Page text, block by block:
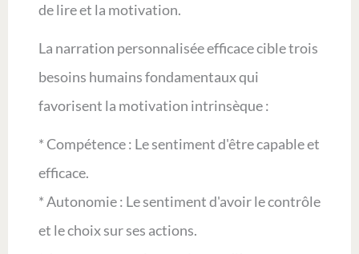
de lire et la motivation.
La narration personnalisée efficace cible trois
besoins humains fondamentaux qui
favorisent la motivation intrinsèque :
* Compétence : Le sentiment d'être capable et
efficace.
* Autonomie : Le sentiment d'avoir le contrôle
et le choix sur ses actions.